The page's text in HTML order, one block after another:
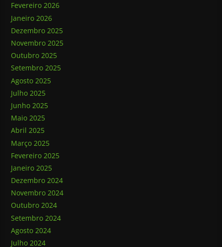
Fevereiro 2026
Janeiro 2026
Dezembro 2025
Novembro 2025
Outubro 2025
Setembro 2025
Agosto 2025
Julho 2025
Junho 2025
Maio 2025
Abril 2025
Março 2025
Fevereiro 2025
Janeiro 2025
Dezembro 2024
Novembro 2024
Outubro 2024
Setembro 2024
Agosto 2024
Julho 2024